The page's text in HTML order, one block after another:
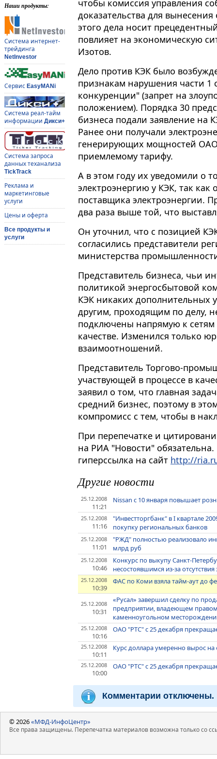
Наши продукты:
Система интернет-
трейдинга
NetInvestor
Сервис EasyMANi
Система реал-тайм
информации Дикси+
Система запроса
данных теханализа
TickTrack
Реклама и
маркетинговые
услуги
Цены и оферта
Все продукты и
услуги
чтобы комиссия управления
доказательства для
этого дела носит
повлияет на экономическую
Изотов.
Дело против КЭК было
признакам нарушения части 1
конкуренции" (запрет на
положением). Порядка 30
бизнеса подали заявление на
Ранее они получали
генерирующих мощностей
приемлемому тарифу.
А в этом году их уведомили о
электроэнергию у КЭК, так как
поставщика электроэнергии.
два раза выше той, что
Он уточнил, что с позицией
согласились представители
министерства
Представитель бизнеса, чьи
политикой энергосбытовой
КЭК никаких дополнительных
другим, проходящим по делу,
подключены напрямую к
качестве. Изменился только
взаимоотношений.
Представитель Торгово-
участвующей в процессе в
заявил о том, что главная
средний бизнес, поэтому в
компромисс с тем, чтобы в
При перепечатке и
на РИА "Новости"
гиперссылка на сайт http://
Другие новости
25.12.2008
11:21
Nissan с 10 января повышает
25.12.2008
11:16
"Инвестторгбанк" в I квартале
покупку региональных банков
25.12.2008
11:01
"РЖД" полностью реализовало
млрд руб
25.12.2008
10:46
Конкурс по выкупу Санкт-
несостоявшимся из-за отсутствия
25.12.2008
10:39
ФАС по Коми взяла тайм-аут до
25.12.2008
10:31
«Русал» завершил сделку по
предприятии, владеющем
каменноугольном
25.12.2008
10:16
ОАО "РТС" с 25 декабря
25.12.2008
10:11
Курс доллара умеренно вырос на
25.12.2008
10:00
ОАО "РТС" с 25 декабря
Комментарии отключены.
© 2026«МФД-ИнфоЦентр»
Все права защищены. Перепечатка материалов возможна только со